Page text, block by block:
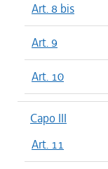
Art. 8 bis
Art. 9
Art. 10
Capo III
Art. 11